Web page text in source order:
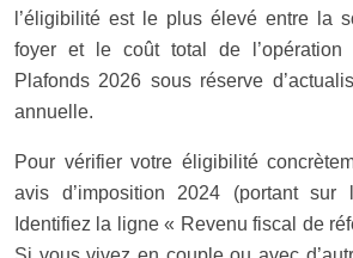
l’éligibilité est le plus élevé entre la
foyer et le coût total de
Plafonds 2026 sous réserve
annuelle.
Pour vérifier votre éligibilité
avis d’imposition 2024 (portant sur
Identifiez la ligne « Revenu fiscal de